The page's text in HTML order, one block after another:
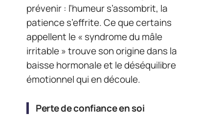
prévenir : l’humeur s’assombrit, la
patience s’effrite. Ce que certains
appellent le « syndrome du mâle
irritable » trouve son origine dans la
baisse hormonale et le déséquilibre
émotionnel qui en découle.
Perte de confiance en soi